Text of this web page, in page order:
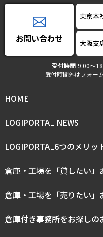
お問い合わせ
東京本
大阪支
受付時間 9:00〜
受付時間外はフォー
HOME
LOGIPORTAL NEWS
LOGIPORTAL6つのメリッ
倉庫・工場を「貸したい」
倉庫・工場を「売りたい」
倉庫付き事務所をお探しの